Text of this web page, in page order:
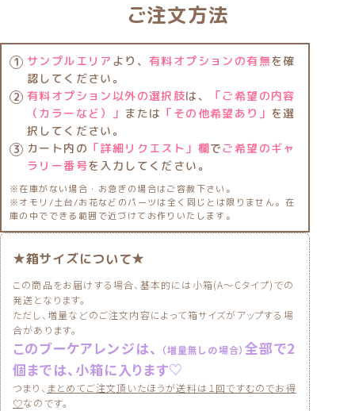
ご注文方法
サンプルエリア より、有料オプションの有無を確
認してください。
有料オプション以外の選択肢は、
「ご希望の内容
（カラーなど）」 または 「その他希望あり」 を選
択してください。
カート内の 「詳細リクエスト」欄でご希望のギャ
ラリー番号を入力してください。
※在庫がない場合・お急ぎの場合はご容赦下さい。
※オモリ/土台/お花などのパーツは全く同じとは限りません。在
庫の中でできる範囲で近づけてお作りいたします。
★箱サイズについて★
この商品をお届けする場合、基本的には小箱(A〜Cタイプ)での
発送となります。
ただし、増量などのご注文内容によって箱サイズがアップする場
合があります。
このブーケアレンジは、 （増量無しの場合）全部で2
個までは、小箱に入ります♡
つまり、 まとめてご注文頂いたほうが送料は１回ですむのでお得
♡なのです。